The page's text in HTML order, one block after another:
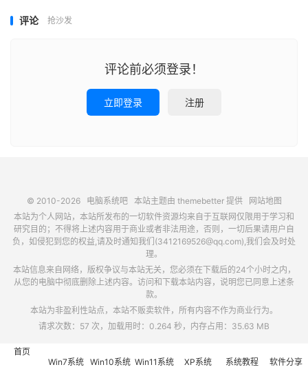
评论 抢沙发
评论前必须登录！
立即登录 注册
© 2010-2026 电脑系统吧本站主题由 themebetter提供
网站地图
本站为个人网站，本站所发布的一切软件资源均来自于互联网仅限用于学习和
研究目的；不得将上述内容用于商业或者非法用途，否则，一切后果请用户自
负，如侵犯到您的权益,请及时通知我们(3412169526@qq.com),我们会及时处
理。
本站信息来自网络，版权争议与本站无关，您必须在下载后的24个小时之内，
从您的电脑中彻底删除上述内容。访问和下载本站内容，说明您已同意上述条
款。
本站为非盈利性站点，本站不贩卖软件，所有内容不作为商业行为。
请求次数：57 次，加载用时：0.264 秒，内存占用：35.63 MB
首页
Win7系统 Win10系统 Win11系统 XP系统 系统教程 软件分享